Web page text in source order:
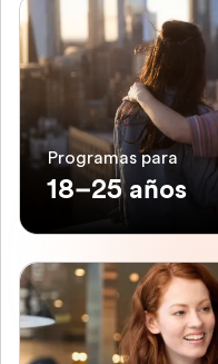
Programas para
18–25 años